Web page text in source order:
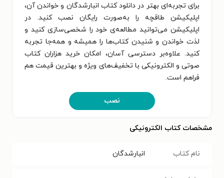
برای تجربه‌ای بهتر در دانلود کتاب انبارشدگان و خواندن آن،
اپلیکیشن طاقچه را به‌صورت رایگان نصب کنید. در
اپلیکیشن می‌توانید مطالعه‌ی خود را شخصی‌سازی کنید و
لذت خواندن و شنیدن کتاب‌ها را همیشه و همه‌جا تجربه
کنید. علاوه‌بر دسترسی آسان، امکان خرید هزاران کتاب
صوتی و الکترونیکی با تخفیف‌های ویژه و بهترین قیمت هم
فراهم است.
نصب
مشخصات کتاب الکترونیکی
نام کتاب انبارشدگان